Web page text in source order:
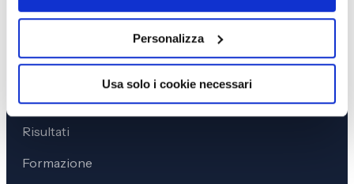
Personalizza
Usa solo i cookie necessari
Predict Behaviour
Navigation
Chi siamo
Risultati
Formazione